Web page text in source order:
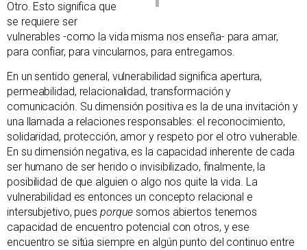
Otro. Esto significa que
se requiere ser
vulnerables -como la vida misma nos enseña- para amar,
para confiar, para vincularnos, para entregarnos.
En un sentido general, vulnerabilidad significa apertura,
permeabilidad, relacionalidad, transformación y
comunicación. Su dimensión positiva es la de una invitación y
una llamada a relaciones responsables: el reconocimiento,
solidaridad, protección, amor y respeto por el otro vulnerable.
En su dimensión negativa, es la capacidad inherente de cada
ser humano de ser herido o invisibilizado, finalmente, la
posibilidad de que alguien o algo nos quite la vida. La
vulnerabilidad es entonces un concepto relacional e
intersubjetivo, pues porque somos abiertos tenemos
capacidad de encuentro potencial con otros, y ese
encuentro se sitúa siempre en algún punto del continuo entre